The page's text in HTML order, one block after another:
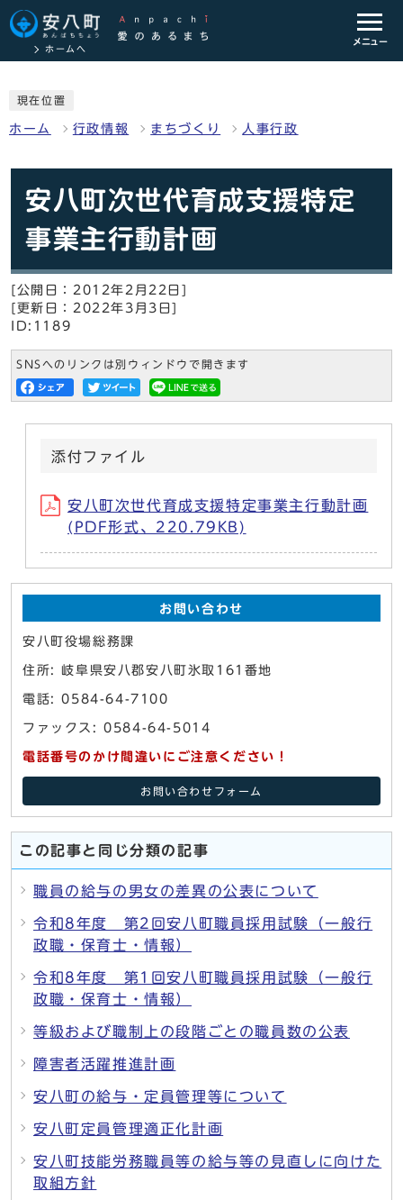
ホームへ
メニュー
現在位置
ホーム 行政情報 まちづくり 人事行政
安八町次世代育成支援特定
事業主行動計画
[公開日：2012年2月22日]
[更新日：2022年3月3日]
ID:1189
SNSへのリンクは別ウィンドウで開きます
添付ファイル
安八町次世代育成支援特定事業主行動計画
(PDF形式、220.79KB)
お問い合わせ
安八町役場総務課
住所: 岐阜県安八郡安八町氷取161番地
電話: 0584-64-7100
ファックス: 0584-64-5014
電話番号のかけ間違いにご注意ください！
お問い合わせフォーム
この記事と同じ分類の記事
職員の給与の男女の差異の公表について
令和8年度 第2回安八町職員採用試験（一般行
政職・保育士・情報）
令和8年度 第1回安八町職員採用試験（一般行
政職・保育士・情報）
等級および職制上の段階ごとの職員数の公表
障害者活躍推進計画
安八町の給与・定員管理等について
安八町定員管理適正化計画
安八町技能労務職員等の給与等の見直しに向けた
取組方針